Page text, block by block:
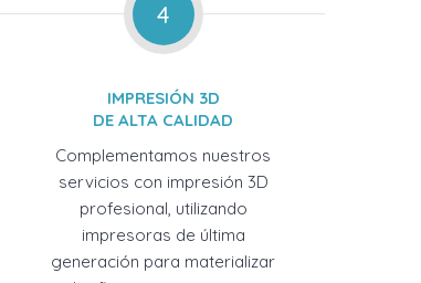
4
IMPRESIÓN 3D
DE ALTA CALIDAD
Complementamos nuestros
servicios con impresión 3D
profesional, utilizando
impresoras de última
generación para materializar